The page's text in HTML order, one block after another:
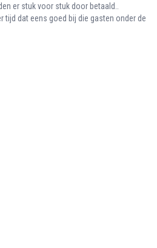
er stuk voor stuk door betaald..
tijd dat eens goed bij die gasten onder de